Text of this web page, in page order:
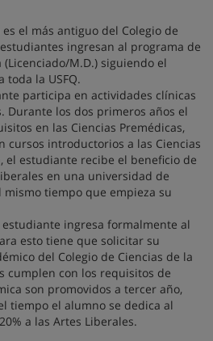
el más antiguo del Colegio de
ingresan al programa de
M.D.) siguiendo el
la USFQ.
participa en actividades clínicas
Durante los dos primeros años el
en las Ciencias Premédicas,
cursos introductorios a las Ciencias
el estudiante recibe el beneficio de
en una universidad de
tiempo que empieza su
ingresa formalmente al
esto tiene que solicitar su
del Colegio de Ciencias de la
cumplen con los requisitos de
son promovidos a tercer año,
tiempo el alumno se dedica al
a las Artes Liberales.